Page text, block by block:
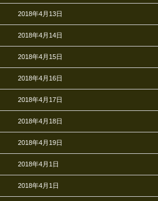
2018年4月13日
2018年4月14日
2018年4月15日
2018年4月16日
2018年4月17日
2018年4月18日
2018年4月19日
2018年4月1日
2018年4月1日